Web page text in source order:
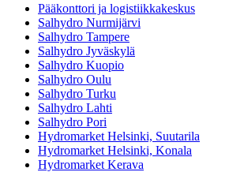
Pääkonttori ja logistiikkakeskus
Salhydro Nurmijärvi
Salhydro Tampere
Salhydro Jyväskylä
Salhydro Kuopio
Salhydro Oulu
Salhydro Turku
Salhydro Lahti
Salhydro Pori
Hydromarket Helsinki, Suutarila
Hydromarket Helsinki, Konala
Hydromarket Kerava